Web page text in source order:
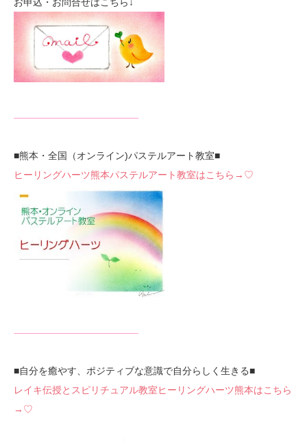
—————————————
■熊本・全国（オンライン)パステルアート教室■
ヒーリングハーツ熊本パステルアート教室はこちら→♡
—————————————
■自分を癒やす、ポジティブな意識で自分らしく生きる■
レイキ伝授とスピリチュアル教室ヒーリングハーツ熊本はこちら
→♡